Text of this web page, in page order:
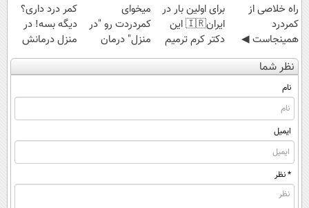
‌راه خلاصی از
کمردرد
همینجاست ◀
فقط کافیه فرم
رو پر کنی!
برای اولین بار در
ایران🇮🇷 این
دکتر کرم ترمیم
کننده 23 روزه
ساخت!
میخوای
کمردردت رو "در
منزل" درمان
کنی؟ (◂فیلم +
◂پرسش‌نامه)
کمر درد داری؟
دیگه بسه! در
منزل درمانش
کن
(◀پرسش‌نامه)
نظر شما
نام
ایمیل
* نظر